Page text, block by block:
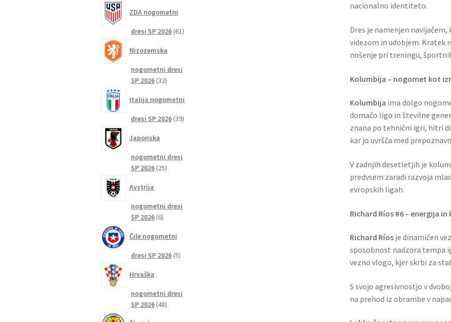
nacionalno identiteto.
Dres je namenjen
videzom in udobjem. Kratek
nošenje pri treningu,
Kolumbija – nogomet kot
Kolumbija ima dolgo
domačo ligo in številne
znana po tehnični igri, hitri
kar jo uvršča med
V zadnjih desetletjih je
predvsem zaradi razvoja
evropskih ligah.
Richard Ríos #6 – energija
Richard Ríos je dinamičen
sposobnost nadzora tempa
vezno vlogo, kjer skrbi za
S svojo agresivnostjo v
na prehod iz obrambe v
ZDA nogometni
dresi SP 2026 6161
Nizozemska
nogometni dresi
SP 2026 3232
Italija nogometni
dresi SP 2026 3939
Japonska
nogometni dresi
SP 2026 2525
Avstrija
nogometni dresi
SP 2026 66
Čile nogometni
dresi SP 2026 55
Hrvaška
nogometni dresi
SP 2026 4848